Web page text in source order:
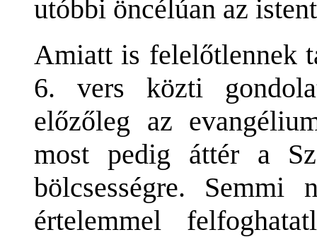
utóbbi öncélúan az
Amiatt is felelőtlennek
6. vers közti
előzőleg az
most pedig áttér a
bölcsességre.
értelemmel